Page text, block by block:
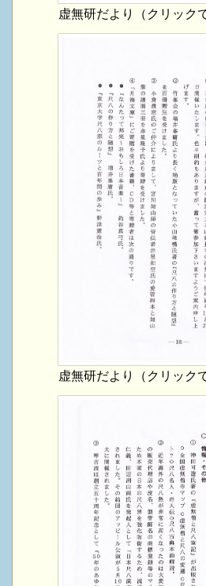
虚無研だより（クリック
虚無研だより（クリック